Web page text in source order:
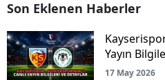
Son Eklenen Haberler
Yayın
17 May 2026